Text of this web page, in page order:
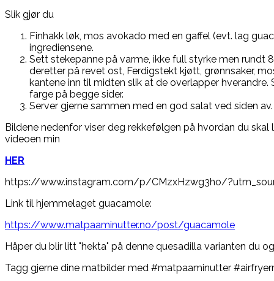
Slik gjør du
Finhakk løk, mos avokado med en gaffel (evt. lag
ingrediensene.
Sett stekepanne på varme, ikke full styrke men rundt
deretter på revet ost, Ferdigstekt kjøtt, grønnsaker,
kantene inn til midten slik at de overlapper hverandre.
farge på begge sider.
Server gjerne sammen med en god salat ved siden av.
Bildene nedenfor viser deg rekkefølgen på hvordan du skal
videoen min
HER
https://www.instagram.com/p/CMzxHzwg3ho/
Link til hjemmelaget guacamole:
https://www.matpaaminutter.no/post/guacamole
Håper du blir litt "hekta" på denne quesadilla varianten du
Tagg gjerne dine matbilder med #matpaaminutter